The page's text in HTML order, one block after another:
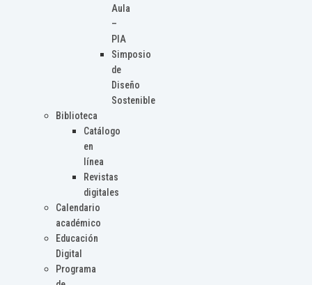
Aula
–
PIA
Simposio
de
Diseño
Sostenible
Biblioteca
Catálogo
en
línea
Revistas
digitales
Calendario
académico
Educación
Digital
Programa